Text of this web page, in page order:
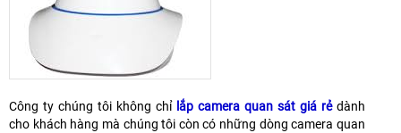
Công ty chúng tôi không chỉ lắp camera quan sát giá rẻdành
cho khách hàng mà chúng tôi còn có những dòng camera quan